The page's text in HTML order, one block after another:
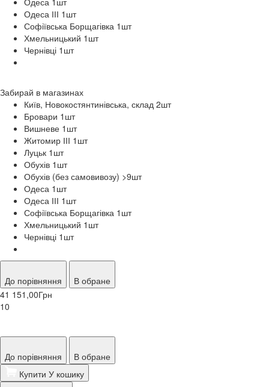
Одеса ІІІ 1 шт
Софіївська Борщагівка 1 шт
Хмельницький 1 шт
Чернівці 1 шт
Забирай в магазинах
Київ, Новокостянтинівська, склад 2шт
Бровари 1 шт
Вишневе 1 шт
Житомир ІІІ 1 шт
Луцьк 1 шт
Обухів 1 шт
Обухів (без самовивозу) >9шт
Одеса 1 шт
Одеса ІІІ 1 шт
Софіївська Борщагівка 1 шт
Хмельницький 1 шт
Чернівці 1 шт
До порівняння
В обране
41 151,00Грн
10
До порівняння
В обране
Купити У кошику